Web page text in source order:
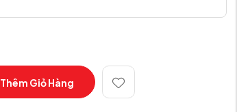
Thêm Giỏ Hàng